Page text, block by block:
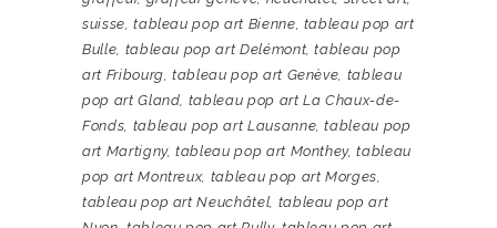
suisse,tableau pop art Bienne, tableau pop art
Bulle, tableau pop art Delémont,tableau pop
art Fribourg,tableau pop art Genève, tableau
pop art Gland, tableau pop art La Chaux-de-
Fonds, tableau pop art Lausanne,tableau pop
art Martigny,tableau pop art Monthey,tableau
pop art Montreux, tableau pop art Morges,
tableau pop art Neuchâtel, tableau pop art